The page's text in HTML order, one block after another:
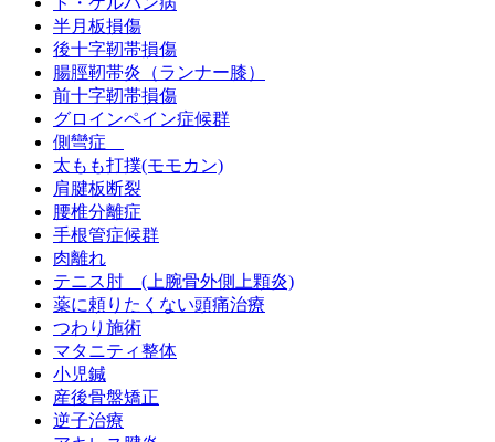
半月板損傷
後十字靭帯損傷
腸脛靭帯炎（ランナー膝）
前十字靭帯損傷
グロインペイン症候群
側彎症
太もも打撲(モモカン)
肩腱板断裂
腰椎分離症
手根管症候群
肉離れ
テニス肘 (上腕骨外側上顆炎)
薬に頼りたくない頭痛治療
つわり施術
マタニティ整体
小児鍼
産後骨盤矯正
逆子治療